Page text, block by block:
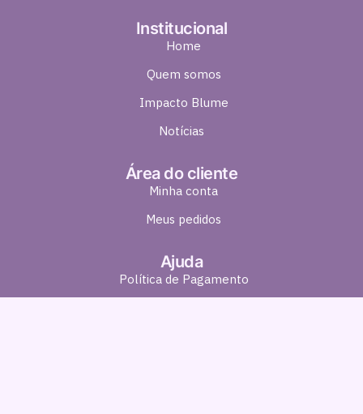
Institucional
Home
Quem somos
Impacto Blume
Notícias
Área do cliente
Minha conta
Meus pedidos
Ajuda
Política de Pagamento